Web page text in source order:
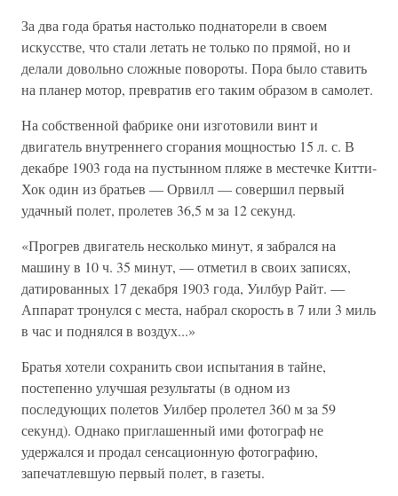
За два года братья настолько поднаторели в своем
искусстве, что стали летать не только по прямой, но и
делали довольно сложные повороты. Пора было ставить
на планер мотор, превратив его таким образом в самолет.
На собственной фабрике они изготовили винт и
двигатель внутреннего сгорания мощностью 15 л. с. В
декабре 1903 года на пустынном пляже в местечке Китти-
Хок один из братьев — Орвилл — совершил первый
удачный полет, пролетев 36,5 м за 12 секунд.
«Прогрев двигатель несколько минут, я забрался на
машину в 10 ч. 35 минут, — отметил в своих записях,
датированных 17 декабря 1903 года, Уилбур Райт. —
Аппарат тронулся с места, набрал скорость в 7 или 3 миль
в час и поднялся в воздух...»
Братья хотели сохранить свои испытания в тайне,
постепенно улучшая результаты (в одном из
последующих полетов Уилбер пролетел 360 м за 59
секунд). Однако приглашенный ими фотограф не
удержался и продал сенсационную фотографию,
запечатлевшую первый полет, в газеты.